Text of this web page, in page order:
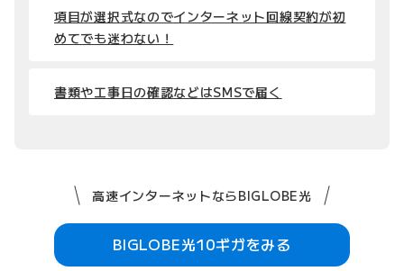
項目が選択式なのでインターネット回線契約が初
めてでも迷わない！
書類や工事日の確認などはSMSで届く
高速インターネットならBIGLOBE光
BIGLOBE光10ギガをみる